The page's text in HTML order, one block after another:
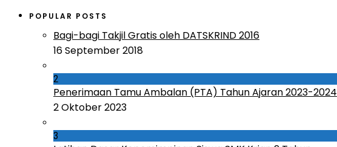
POPULAR POSTS
Bagi-bagi Takjil Gratis oleh DATSKRIND 2016
16 September 2018
2
Penerimaan Tamu Ambalan (PTA) Tahun Ajaran 2023-2024
2 Oktober 2023
3